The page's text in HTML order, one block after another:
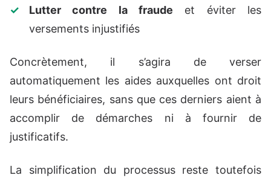
Lutter contre la fraude et éviter les
versements injustifiés
Concrètement, il s’agira de verser
automatiquement les aides auxquelles ont droit
leurs bénéficiaires, sans que ces derniers aient à
accomplir de démarches ni à fournir de
justificatifs.
La simplification du processus reste toutefois